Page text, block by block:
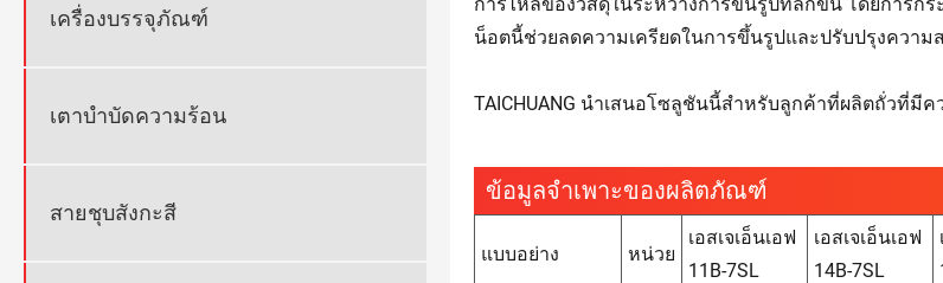
เครื่องบรรจุภัณฑ์
เตาบำบัดความร้อน
สายชุบสังกะสี
น็อตนี้ช่วยลดความเครียดในการขึ้นรูปและปรับปรุงความ
TAICHUANG นำเสนอโซลูชันนี้สำหรับลูกค้าที่ผลิตถั่วที่มี
ข้อมูลจำเพาะของผลิตภัณฑ์
แบบอย่าง หน่วย
เอสเจเอ็นเอฟ
11B-7SL
เอสเจเอ็นเอฟ
14B-7SL